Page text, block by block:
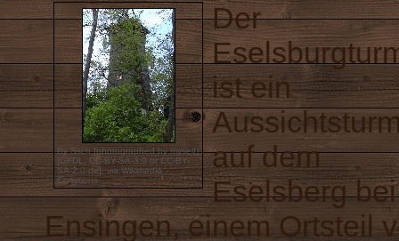
By Ssch (photographed by myself)
[GFDL CC-BY-SA-3.0 or CC-BY-
SA-2.0-de],via Wikimedia
Commons
Der
ist ein
auf dem
Eselsberg bei
Ensingen, einem Ortsteil